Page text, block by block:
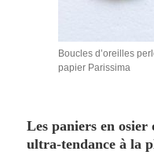
Boucles d’oreilles
papier Parissima
Les paniers en osier
ultra-tendance à la